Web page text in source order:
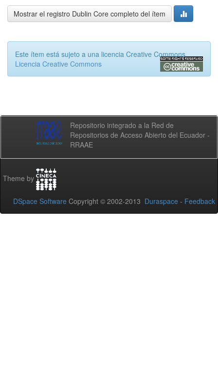
Mostrar el registro Dublin Core completo del ítem
Este ítem está sujeto a una licencia Creative Commons
Licencia Creative Commons
Repositorio integrado a la Red de
Repositorios de Acceso Abierto del Ecuador -
RRAAE
Theme by
DSpace Software Copyright © 2002-2013 Duraspace - Feedback